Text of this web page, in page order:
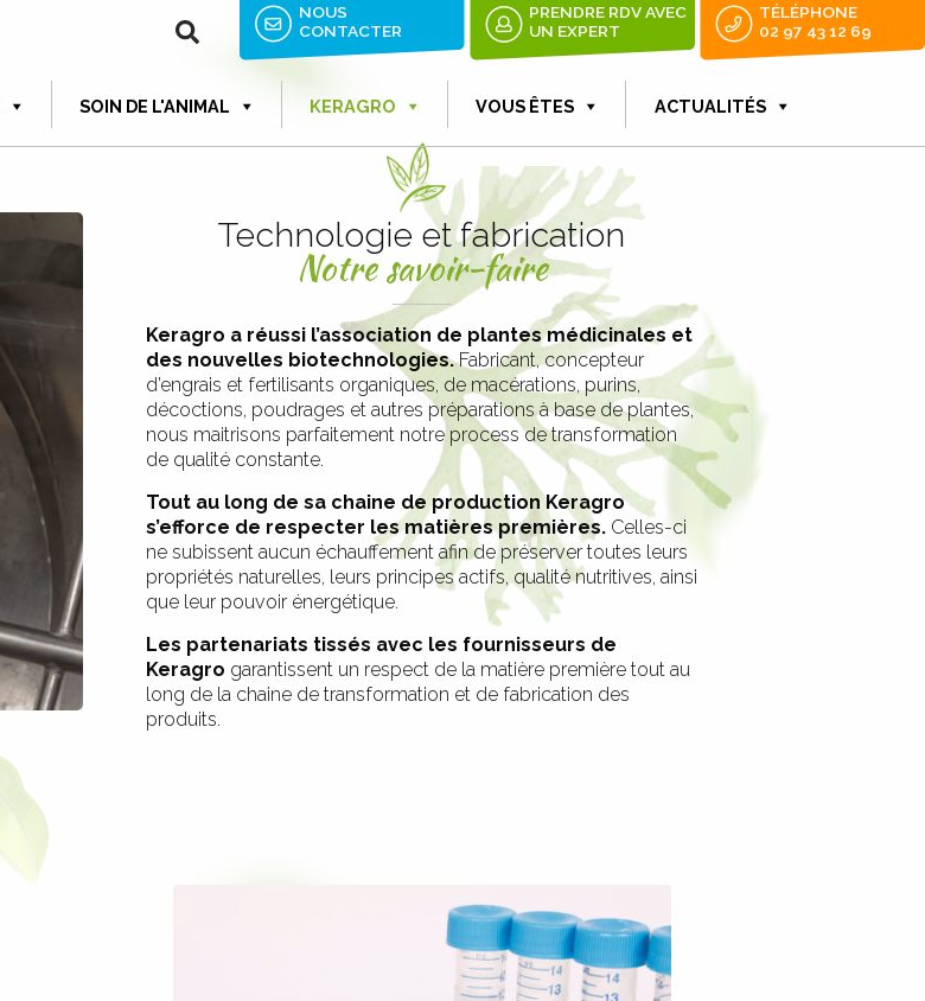
NOUS
CONTACTER
PRENDRE RDV AVEC
UN EXPERT
TÉLÉPHONE
02 97 43 12 69
SOIN DE L'ANIMAL KERAGRO VOUS ÊTES ACTUALITÉS
Technologie et fabrication
Notre savoir-faire
Keragro a réussi l’association de plantes médicinales et
des nouvelles biotechnologies.Fabricant, concepteur
d’engrais et fertilisants organiques, de macérations, purins,
décoctions, poudrages et autres préparations à base de plantes,
nous maitrisons parfaitement notre process de transformation
de qualité constante.
Tout au long de sa chaine de production Keragro
s’efforce de respecter les matières premières.Celles-ci
ne subissent aucun échauffement afin de préserver toutes leurs
propriétés naturelles, leurs principes actifs, qualité nutritives, ainsi
que leur pouvoir énergétique.
Les partenariats tissés avec les fournisseurs de
Keragro garantissent un respect de la matière première tout au
long de la chaine de transformation et de fabrication des
produits.